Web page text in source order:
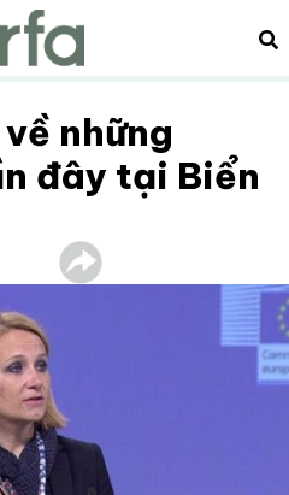
những
đây tại Biển